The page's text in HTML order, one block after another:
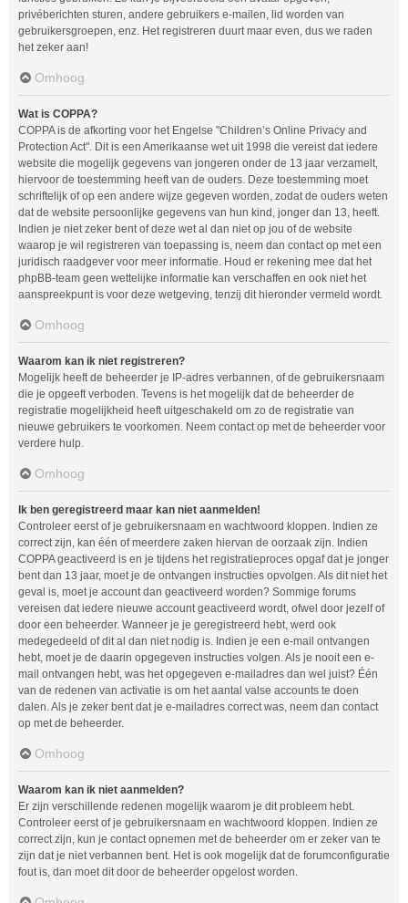
privéberichten sturen, andere gebruikers e-mailen, lid worden van
gebruikersgroepen, enz. Het registreren duurt maar even, dus we raden
het zeker aan!
Omhoog
Wat is COPPA?
COPPA is de afkorting voor het Engelse "Children’s Online Privacy and
Protection Act". Dit is een Amerikaanse wet uit 1998 die vereist dat iedere
website die mogelijk gegevens van jongeren onder de 13 jaar verzamelt,
hiervoor de toestemming heeft van de ouders. Deze toestemming moet
schriftelijk of op een andere wijze gegeven worden, zodat de ouders weten
dat de website persoonlijke gegevens van hun kind, jonger dan 13, heeft.
Indien je niet zeker bent of deze wet al dan niet op jou of de website
waarop je wil registreren van toepassing is, neem dan contact op met een
juridisch raadgever voor meer informatie. Houd er rekening mee dat het
phpBB-team geen wettelijke informatie kan verschaffen en ook niet het
aanspreekpunt is voor deze wetgeving, tenzij dit hieronder vermeld wordt.
Omhoog
Waarom kan ik niet registreren?
Mogelijk heeft de beheerder je IP-adres verbannen, of de gebruikersnaam
die je opgeeft verboden. Tevens is het mogelijk dat de beheerder de
registratie mogelijkheid heeft uitgeschakeld om zo de registratie van
nieuwe gebruikers te voorkomen. Neem contact op met de beheerder voor
verdere hulp.
Omhoog
Ik ben geregistreerd maar kan niet aanmelden!
Controleer eerst of je gebruikersnaam en wachtwoord kloppen. Indien ze
correct zijn, kan één of meerdere zaken hiervan de oorzaak zijn. Indien
COPPA geactiveerd is en je tijdens het registratieproces opgaf dat je jonger
bent dan 13 jaar, moet je de ontvangen instructies opvolgen. Als dit niet het
geval is, moet je account dan geactiveerd worden? Sommige forums
vereisen dat iedere nieuwe account geactiveerd wordt, ofwel door jezelf of
door een beheerder. Wanneer je je geregistreerd hebt, werd ook
medegedeeld of dit al dan niet nodig is. Indien je een e-mail ontvangen
hebt, moet je de daarin opgegeven instructies volgen. Als je nooit een e-
mail ontvangen hebt, was het opgegeven e-mailadres dan wel juist? Één
van de redenen van activatie is om het aantal valse accounts te doen
dalen. Als je zeker bent dat je e-mailadres correct was, neem dan contact
op met de beheerder.
Omhoog
Waarom kan ik niet aanmelden?
Er zijn verschillende redenen mogelijk waarom je dit probleem hebt.
Controleer eerst of je gebruikersnaam en wachtwoord kloppen. Indien ze
correct zijn, kun je contact opnemen met de beheerder om er zeker van te
zijn dat je niet verbannen bent. Het is ook mogelijk dat de forumconfiguratie
fout is, dan moet dit door de beheerder opgelost worden.